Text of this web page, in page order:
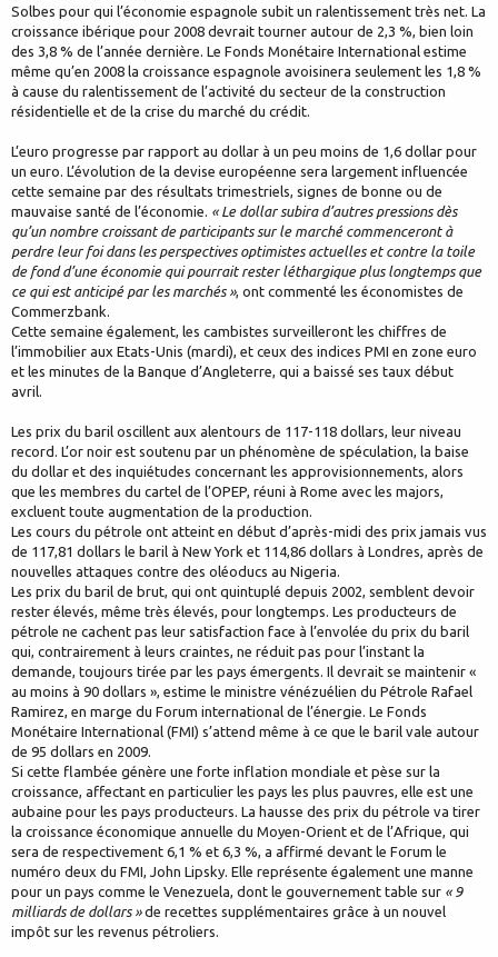
Solbes pour qui l’économie espagnole subit un ralentissement très net. La
croissance ibérique pour 2008 devrait tourner autour de 2,3 %, bien loin
des 3,8 % de l’année dernière. Le Fonds Monétaire International estime
même qu’en 2008 la croissance espagnole avoisinera seulement les 1,8 %
à cause du ralentissement de l’activité du secteur de la construction
résidentielle et de la crise du marché du crédit.
L’euro progresse par rapport au dollar à un peu moins de 1,6 dollar pour
un euro. L’évolution de la devise européenne sera largement influencée
cette semaine par des résultats trimestriels, signes de bonne ou de
mauvaise santé de l’économie. « Le dollar subira d’autres pressions dès
qu’un nombre croissant de participants sur le marché commenceront à
perdre leur foi dans les perspectives optimistes actuelles et contre la toile
de fond d’une économie qui pourrait rester léthargique plus longtemps que
ce qui est anticipé par les marchés », ont commenté les économistes de
Commerzbank.
Cette semaine également, les cambistes surveilleront les chiffres de
l’immobilier aux Etats-Unis (mardi), et ceux des indices PMI en zone euro
et les minutes de la Banque d’Angleterre, qui a baissé ses taux début
avril.
Les prix du baril oscillent aux alentours de 117-118 dollars, leur niveau
record. L’or noir est soutenu par un phénomène de spéculation, la baise
du dollar et des inquiétudes concernant les approvisionnements, alors
que les membres du cartel de l’OPEP, réuni à Rome avec les majors,
excluent toute augmentation de la production.
Les cours du pétrole ont atteint en début d’après-midi des prix jamais vus
de 117,81 dollars le baril à New York et 114,86 dollars à Londres, après de
nouvelles attaques contre des oléoducs au Nigeria.
Les prix du baril de brut, qui ont quintuplé depuis 2002, semblent devoir
rester élevés, même très élevés, pour longtemps. Les producteurs de
pétrole ne cachent pas leur satisfaction face à l’envolée du prix du baril
qui, contrairement à leurs craintes, ne réduit pas pour l’instant la
demande, toujours tirée par les pays émergents. Il devrait se maintenir «
au moins à 90 dollars », estime le ministre vénézuélien du Pétrole Rafael
Ramirez, en marge du Forum international de l’énergie. Le Fonds
Monétaire International (FMI) s’attend même à ce que le baril vale autour
de 95 dollars en 2009.
Si cette flambée génère une forte inflation mondiale et pèse sur la
croissance, affectant en particulier les pays les plus pauvres, elle est une
aubaine pour les pays producteurs. La hausse des prix du pétrole va tirer
la croissance économique annuelle du Moyen-Orient et de l’Afrique, qui
sera de respectivement 6,1 % et 6,3 %, a affirmé devant le Forum le
numéro deux du FMI, John Lipsky. Elle représente également une manne
pour un pays comme le Venezuela, dont le gouvernement table sur « 9
milliards de dollars »de recettes supplémentaires grâce à un nouvel
impôt sur les revenus pétroliers.